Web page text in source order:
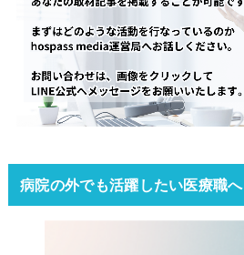
病院の外でも活躍したい医療職へ